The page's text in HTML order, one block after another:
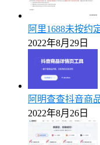
阿里1688未按约
2022年8月29日
阿明查查抖音商
2022年8月26日